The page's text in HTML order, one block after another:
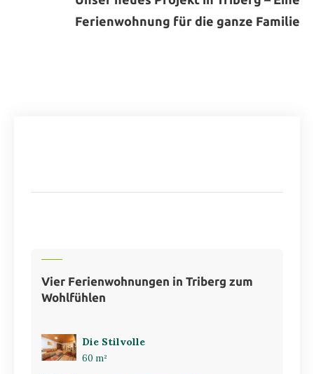
Ferienwohnung für die ganze Familie
Vier Ferienwohnungen in Triberg zum
Wohlfühlen
Die Stilvolle
60 m²